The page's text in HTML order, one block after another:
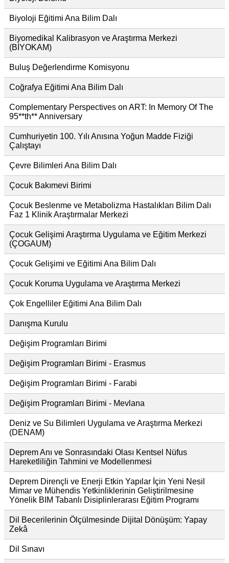
Biyoloji Eğitimi Ana Bilim Dalı
Biyomedikal Kalibrasyon ve Araştırma Merkezi
(BİYOKAM)
Buluş Değerlendirme Komisyonu
Coğrafya Eğitimi Ana Bilim Dalı
Complementary Perspectives on ART: In Memory Of The
95**th** Anniversary
Cumhuriyetin 100. Yılı Anısına Yoğun Madde Fiziği
Çalıştayı
Çevre Bilimleri Ana Bilim Dalı
Çocuk Bakımevi Birimi
Çocuk Beslenme ve Metabolizma Hastalıkları Bilim Dalı
Faz 1 Klinik Araştırmalar Merkezi
Çocuk Gelişimi Araştırma Uygulama ve Eğitim Merkezi
(ÇOGAUM)
Çocuk Gelişimi ve Eğitimi Ana Bilim Dalı
Çocuk Koruma Uygulama ve Araştırma Merkezi
Çok Engelliler Eğitimi Ana Bilim Dalı
Danışma Kurulu
Değişim Programları Birimi
Değişim Programları Birimi - Erasmus
Değişim Programları Birimi - Farabi
Değişim Programları Birimi - Mevlana
Deniz ve Su Bilimleri Uygulama ve Araştırma Merkezi
(DENAM)
Deprem Anı ve Sonrasındaki Olası Kentsel Nüfus
Hareketliliğin Tahmini ve Modellenmesi
Deprem Dirençli ve Enerji Etkin Yapılar İçin Yeni Nesil
Mimar ve Mühendis Yetkinliklerinin Geliştirilmesine
Yönelik BIM Tabanlı Disiplinlerarası Eğitim Programı
Dil Becerilerinin Ölçülmesinde Dijital Dönüşüm: Yapay
Zekâ
Dil Sınavı